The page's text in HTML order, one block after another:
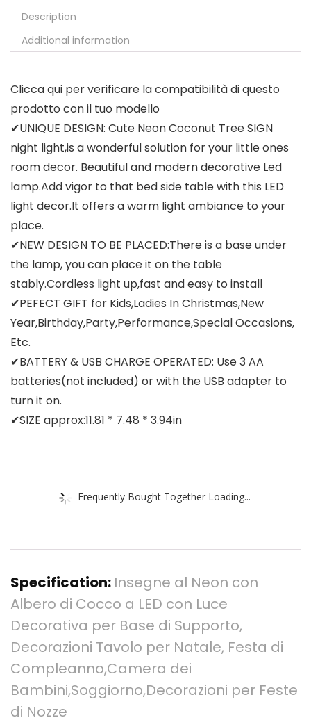
Description
Additional information
Clicca qui per verificare la compatibilità di questo
prodotto con il tuo modello
✔UNIQUE DESIGN: Cute Neon Coconut Tree SIGN
night light,is a wonderful solution for your little ones
room decor. Beautiful and modern decorative Led
lamp.Add vigor to that bed side table with this LED
light decor.It offers a warm light ambiance to your
place.
✔NEW DESIGN TO BE PLACED:There is a base under
the lamp, you can place it on the table
stably.Cordless light up,fast and easy to install
✔PEFECT GIFT for Kids,Ladies In Christmas,New
Year,Birthday,Party,Performance,Special Occasions,
Etc.
✔BATTERY & USB CHARGE OPERATED: Use 3 AA
batteries(not included) or with the USB adapter to
turn it on.
✔SIZE approx:11.81 * 7.48 * 3.94in
Frequently Bought Together Loading...
Specification: Insegne al Neon con
Albero di Cocco a LED con Luce
Decorativa per Base di Supporto,
Decorazioni Tavolo per Natale, Festa di
Compleanno,Camera dei
Bambini,Soggiorno,Decorazioni per Feste
di Nozze